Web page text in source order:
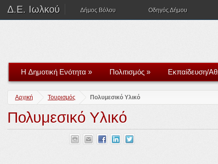
Δ.Ε. Ιωλκού Δήμος Βόλου Οδηγός Δήμου
H Δημοτική Ενότητα » Πολιτισμός » Εκπαίδευση/
Αρχική Τουρισμός Πολυμεσικό Υλικό
Πολυμεσικό Υλικό